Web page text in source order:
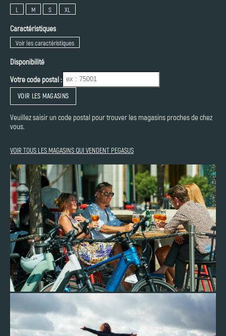
L M S XL
Caractéristiques
Voir les caractéristiques
Disponibilité
Votre code postal :
VOIR LES MAGASINS
Veuillez saisir un code postal pour trouver les magasins proches de chez
vous.
VOIR TOUS LES MAGASINS QUI VENDENT PEGASUS